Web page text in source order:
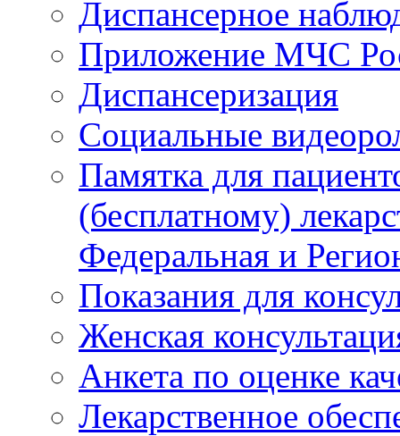
Диспансерное
Приложение МЧС
Диспансеризация
Социальные
Памятка для
(бесплатному)
Федеральная и
Показания для
Женская
Анкета по оценке
Лекарственное